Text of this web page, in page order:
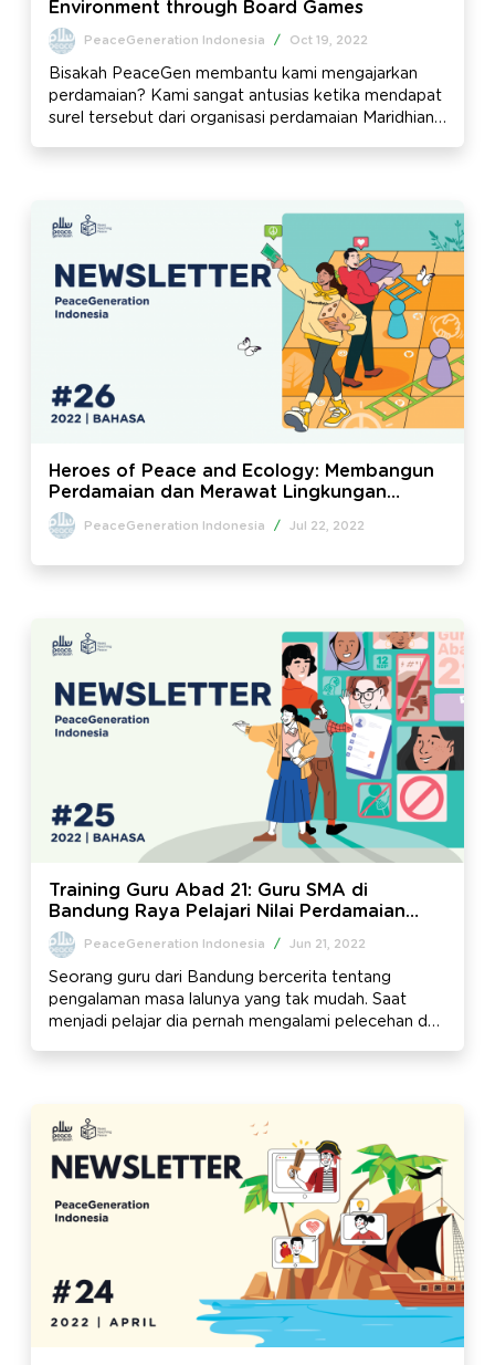
Environment through Board Games
PeaceGeneration Indonesia / Oct 19, 2022
Bisakah PeaceGen membantu kami mengajarkan
perdamaian? Kami sangat antusias ketika mendapat
surel tersebut dari organisasi perdamaian Maridhiano
Heroes of Peace and Ecology: Membangun
Perdamaian dan Merawat Lingkungan
Lewat Permainan Papan – Newsletter Edisi
#26
PeaceGeneration Indonesia / Jul 22, 2022
Training Guru Abad 21: Guru SMA di
Bandung Raya Pelajari Nilai Perdamaian
untuk Atasi Tiga Dosa Besar di Dunia
Pendidikan – Newsletter Edisi #25
PeaceGeneration Indonesia / Jun 21, 2022
Seorang guru dari Bandung bercerita tentang
pengalaman masa lalunya yang tak mudah. Saat
menjadi pelajar dia pernah mengalami pelecehan dan